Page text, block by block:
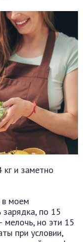
и заметно
в моем
по 15
но эти 15
при условии,